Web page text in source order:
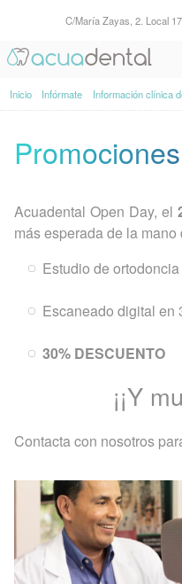
C/María Zayas, 2. Local
Inicio Infórmate Información clínica
Acuadental Open Day, el
más esperada de la mano
Estudio de
Escaneado digital en
30% DESCUENTO
¡¡Y
Contacta con nosotros